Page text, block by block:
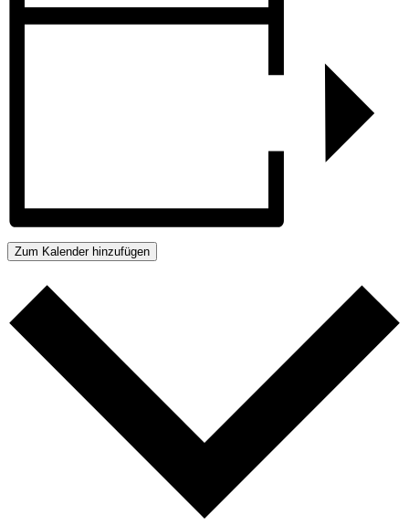
Zum Kalender hinzufügen